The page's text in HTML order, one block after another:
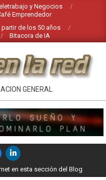
y Negocios
Emprendedor
partir de los 50 años
Bitacora de IA
GENERAL
en esta sección del Blog